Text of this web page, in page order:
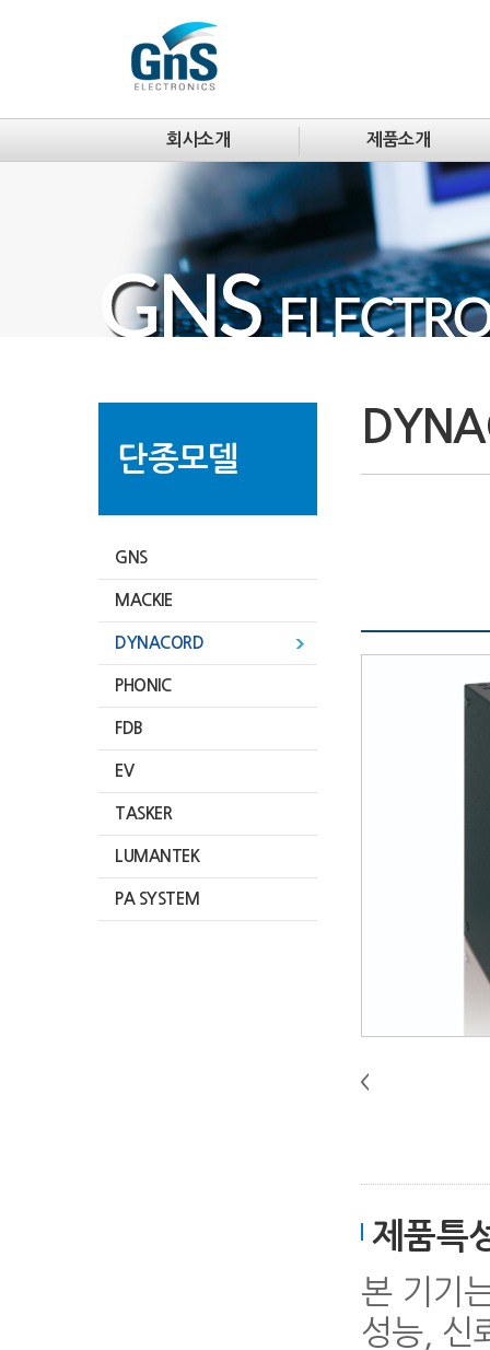
회사소개 제품소개
단종모델
GNS
MACKIE
DYNACORD
PHONIC
FDB
EV
TASKER
LUMANTEK
PA SYSTEM
제품특
본 기기
성능, 신